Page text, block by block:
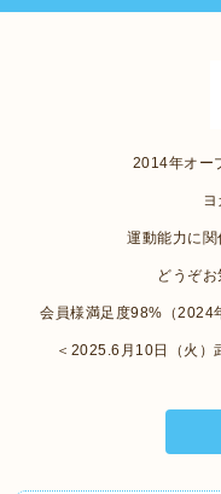
2014年オー
ヨ
運動能力に関
どうぞお
会員様満足度98%（2024
＜2025.6月10日（火）